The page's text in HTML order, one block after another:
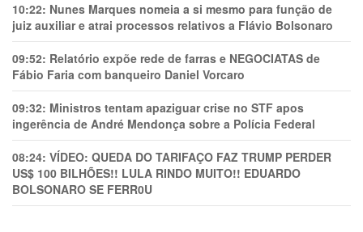
10:22: Nunes Marques nomeia a si mesmo para função de
juiz auxiliar e atrai processos relativos a Flávio Bolsonaro
09:52: Relatório expõe rede de farras e NEGOCIATAS de
Fábio Faria com banqueiro Daniel Vorcaro
09:32: Ministros tentam apaziguar crise no STF apos
ingerência de André Mendonça sobre a Polícia Federal
08:24: VÍDEO: QUEDA DO TARIFAÇO FAZ TRUMP PERDER
US$ 100 BILHÕES!! LULA RINDO MUITO!! EDUARDO
BOLSONARO SE FERR0U